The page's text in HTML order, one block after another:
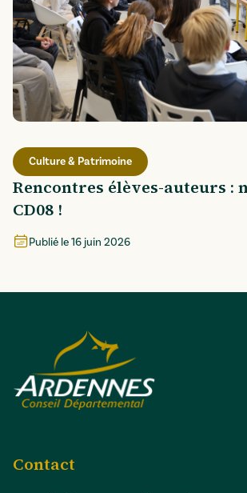
Culture & Patrimoine
Rencontres élèves-auteurs :
CD08 !
Publié le16 juin 2026
Contact